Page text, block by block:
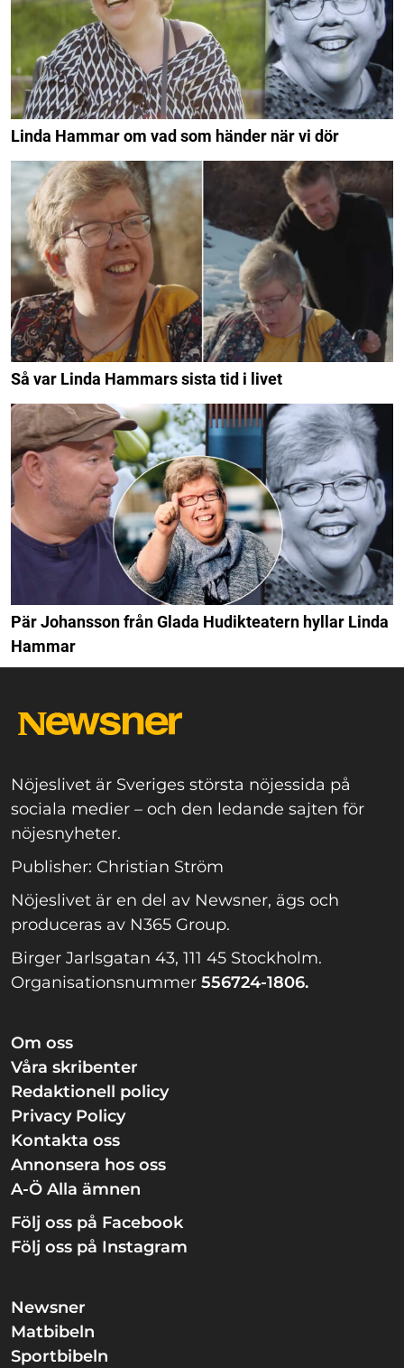
Linda Hammar om vad som händer när vi dör
Så var Linda Hammars sista tid i livet
Pär Johansson från Glada Hudikteatern hyllar Linda
Hammar
Nöjeslivet är Sveriges största nöjessida på
sociala medier – och den ledande sajten för
nöjesnyheter.
Publisher: Christian Ström
Nöjeslivet är en del av Newsner, ägs och
produceras av N365 Group.
Birger Jarlsgatan 43, 111 45 Stockholm.
Organisationsnummer 556724-1806.
Om oss
Våra skribenter
Redaktionell policy
Privacy Policy
Kontakta oss
Annonsera hos oss
A-Ö Alla ämnen
Följ oss på Facebook
Följ oss på Instagram
Newsner
Matbibeln
Sportbibeln